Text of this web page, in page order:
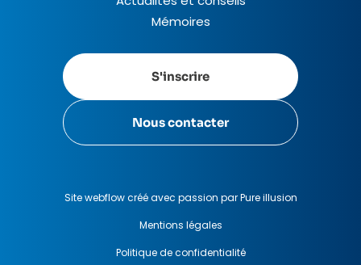
Mémoires
S'inscrire
Nous contacter
Site webflow créé avec passion par Pure illusion
Mentions légales
Politique de confidentialité